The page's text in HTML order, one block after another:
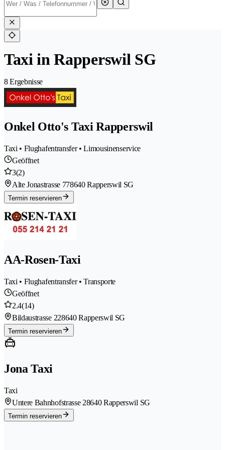
Taxi in Rapperswil SG
8 Ergebnisse
Onkel Otto's Taxi Rapperswil
Taxi • Flughafentransfer • Limousinenservice
Geöffnet
3(2)
Alte Jonastrasse 778640 Rapperswil SG
Termin reservieren
AA-Rosen-Taxi
Taxi • Flughafentransfer • Transporte
Geöffnet
2.4(14)
Bildaustrasse 228640 Rapperswil SG
Termin reservieren
Jona Taxi
Taxi
Untere Bahnhofstrasse 28640 Rapperswil SG
Termin reservieren